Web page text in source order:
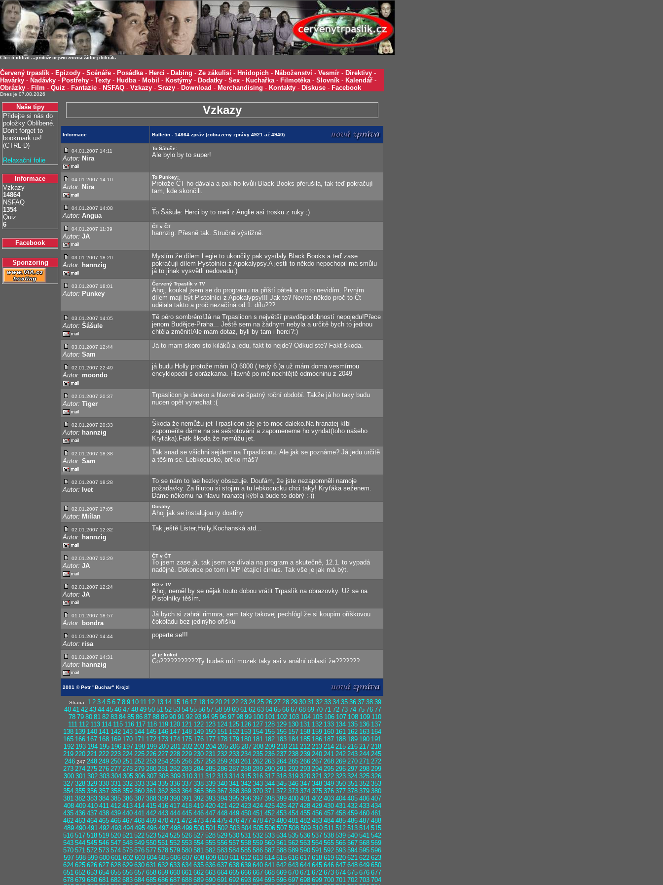
Chci ti ublížit ...protože nejsem zrovna žádnej dobrák.
Červený trpaslík - Epizody - Scénáře - Posádka- Herci - Dabing - Ze zákulisí - Hnidopich - Náboženství - Vesmír - Direktivy -
Havárky - Nadávky - Postřehy - Texty - Hudba- Mobil - Kostýmy - Dodatky - Sex - Kuchařka- Filmotéka- Slovník - Kalendář -
Obrázky - Film - Quiz - Fantazie - NSFAQ - Vzkazy - Srazy - Download - Merchandising - Kontakty - Diskuse - Facebook
Dnes je 07.08.2026
Naše tipy
Přidejte si nás do
položky Oblíbené.
Don't forget to
bookmark us!
(CTRL-D)
Relaxační folie
Informace
Vzkazy
14864
NSFAQ
1354
Quiz
6
Facebook
Sponzoring
Vzkazy
Informace Bulletin - 14864 zpráv (zobrazeny zprávy 4921 až 4940)
04.01.2007 14:11
Autor: Nira
To Šáluše:
Ale bylo by to super!
04.01.2007 14:10
Autor: Nira
To Punkey:
Protože ČT ho dávala a pak ho kvůli Black Books přerušila, tak teď pokračují
tam, kde skončili.
04.01.2007 14:08
Autor: Angua To Šášule: Herci by to meli z Anglie asi trosku z ruky ;)
04.01.2007 11:39
Autor: JA
ČT v ČT
hannzig: Přesně tak. Stručně výstižně.
03.01.2007 18:20
Autor: hannzig
Myslím že dílem Legie to ukončily pak vysílaly Black Books a teď zase
pokračují dílem Pystolníci z Apokalypsy.A jestli to někdo nepochopil má smůlu
já to jinak vysvětli nedovedu:)
03.01.2007 18:01
Autor: Punkey
Červený Trpaslík v TV
Ahoj, koukal jsem se do programu na příští pátek a co to nevidím. Prvním
dílem mají být Pistolníci z Apokalypsy!!! Jak to? Nevíte někdo proč to Čt
udělala takto a proč nezačíná od 1. dílu???
03.01.2007 14:05
Autor: Šášule
Tě péro sombréro!Já na Trpaslicon s největší pravděpodobností nepojedu!Přece
jenom Budějce-Praha... Ještě sem na žádnym nebyla a určitě bych to jednou
chtěla změnit!Ale mam dotaz, byli by tam i herci?:)
03.01.2007 12:44
Autor: Sam
Já to mam skoro sto kiláků a jedu, fakt to nejde? Odkud ste? Fakt škoda.
02.01.2007 22:49
Autor: moondo
já budu Holly protože mám IQ 6000 ( tedy 6 )a už mám doma vesmírnou
encyklopedii s obrázkama. Hlavně po mě nechtějtě odmocninu z 2049
02.01.2007 20:37
Autor: Tiger
Trpaslicon je daleko a hlavně ve špatný roční období. Takže já ho taky budu
nucen opět vynechat :(
02.01.2007 20:33
Autor: hannzig
Škoda že nemůžu jet Trpaslicon ale je to moc daleko.Na hranatej kíbl
zapomeňte dáme na se sešrotování a zapomeneme ho vyndat(toho našeho
Kryťáka).Fatk škoda že nemůžu jet.
02.01.2007 18:38
Autor: Sam
Tak snad se všichni sejdem na Trpasliconu. Ale jak se poznáme? Já jedu určitě
a těšim se. Lebkocucko, brčko máš?
02.01.2007 18:28
Autor: Ivet
To se nám to lae hezky obsazuje. Doufám, že jste nezapomněli namoje
požadavky. Za filutou si stojim a tu lebkocucku chci taky! Kryťáka seženem.
Dáme někomu na hlavu hranatej kýbl a bude to dobrý :-))
02.01.2007 17:05
Autor: Miílan
Dostihy
Ahoj jak se instalujou ty dostihy
02.01.2007 12:32
Autor: hannzig
Tak ještě Lister,Holly,Kochanská atd...
02.01.2007 12:29
Autor: JA
ČT v ČT
To jsem zase já, tak jsem se dívala na program a skutečně, 12.1. to vypadá
nadějně. Dokonce po tom i MP létající cirkus. Tak vše je jak má být.
02.01.2007 12:24
Autor: JA
RD v TV
Ahoj, neměl by se nějak touto dobou vrátit Trpaslík na obrazovky. Už se na
Pistolníky těším.
01.01.2007 18:57
Autor: bondra
Já bych si zahrál rimmra, sem taky takovej pechfógl že si koupim oříškovou
čokoládu bez jedinýho oříšku
01.01.2007 14:44
Autor: risa
poperte se!!!
01.01.2007 14:31
Autor: hannzig
al je kokot
Co???????????Ty budeš mít mozek taky asi v anální oblasti že???????
2001 © Petr "Buchar" Krojzl
Strana: 1 2 3 4 5 6 7 8 9 10 11 12 13 14 15 16 17 18 19 20 21 22 23 24 25 26 27 28 29 30 31 32 33 34 35 36 37 38 39
40 41 42 43 44 45 46 47 48 49 50 51 52 53 54 55 56 57 58 59 60 61 62 63 64 65 66 67 68 69 70 71 72 73 74 75 76 77
78 79 80 81 82 83 84 85 86 87 88 89 90 91 92 93 94 95 96 97 98 99 100 101 102 103 104 105 106 107 108 109 110
111 112 113 114 115 116 117 118 119 120 121 122 123 124 125 126 127 128 129 130 131 132 133 134 135 136 137
138 139 140 141 142 143 144 145 146 147 148 149 150 151 152 153 154 155 156 157 158 159 160 161 162 163 164
165 166 167 168 169 170 171 172 173 174 175 176 177 178 179 180 181 182 183 184 185 186 187 188 189 190 191
192 193 194 195 196 197 198 199 200 201 202 203 204 205 206 207 208 209 210 211 212 213 214 215 216 217 218
219 220 221 222 223 224 225 226 227 228 229 230 231 232 233 234 235 236 237 238 239 240 241 242 243 244 245
246 247 248 249 250 251 252 253 254 255 256 257 258 259 260 261 262 263 264 265 266 267 268 269 270 271 272
273 274 275 276 277 278 279 280 281 282 283 284 285 286 287 288 289 290 291 292 293 294 295 296 297 298 299
300 301 302 303 304 305 306 307 308 309 310 311 312 313 314 315 316 317 318 319 320 321 322 323 324 325 326
327 328 329 330 331 332 333 334 335 336 337 338 339 340 341 342 343 344 345 346 347 348 349 350 351 352 353
354 355 356 357 358 359 360 361 362 363 364 365 366 367 368 369 370 371 372 373 374 375 376 377 378 379 380
381 382 383 384 385 386 387 388 389 390 391 392 393 394 395 396 397 398 399 400 401 402 403 404 405 406 407
408 409 410 411 412 413 414 415 416 417 418 419 420 421 422 423 424 425 426 427 428 429 430 431 432 433 434
435 436 437 438 439 440 441 442 443 444 445 446 447 448 449 450 451 452 453 454 455 456 457 458 459 460 461
462 463 464 465 466 467 468 469 470 471 472 473 474 475 476 477 478 479 480 481 482 483 484 485 486 487 488
489 490 491 492 493 494 495 496 497 498 499 500 501 502 503 504 505 506 507 508 509 510 511 512 513 514 515
516 517 518 519 520 521 522 523 524 525 526 527 528 529 530 531 532 533 534 535 536 537 538 539 540 541 542
543 544 545 546 547 548 549 550 551 552 553 554 555 556 557 558 559 560 561 562 563 564 565 566 567 568 569
570 571 572 573 574 575 576 577 578 579 580 581 582 583 584 585 586 587 588 589 590 591 592 593 594 595 596
597 598 599 600 601 602 603 604 605 606 607 608 609 610 611 612 613 614 615 616 617 618 619 620 621 622 623
624 625 626 627 628 629 630 631 632 633 634 635 636 637 638 639 640 641 642 643 644 645 646 647 648 649 650
651 652 653 654 655 656 657 658 659 660 661 662 663 664 665 666 667 668 669 670 671 672 673 674 675 676 677
678 679 680 681 682 683 684 685 686 687 688 689 690 691 692 693 694 695 696 697 698 699 700 701 702 703 704